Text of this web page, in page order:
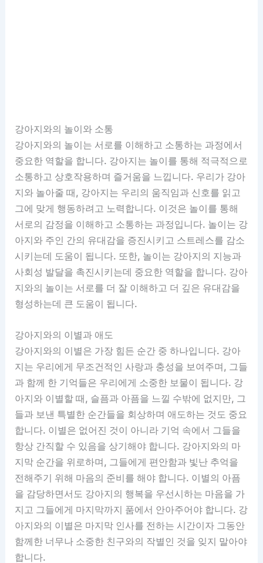
강아지와의 놀이와 소통
강아지와의 놀이는 서로를 이해하고 소통하는 과정에서
중요한 역할을 합니다. 강아지는 놀이를 통해 적극적으로
소통하고 상호작용하며 즐거움을 느낍니다. 우리가 강아
지와 놀아줄 때, 강아지는 우리의 움직임과 신호를 읽고
그에 맞게 행동하려고 노력합니다. 이것은 놀이를 통해
서로의 감정을 이해하고 소통하는 과정입니다. 놀이는 강
아지와 주인 간의 유대감을 증진시키고 스트레스를 감소
시키는데 도움이 됩니다. 또한, 놀이는 강아지의 지능과
사회성 발달을 촉진시키는데 중요한 역할을 합니다. 강아
지와의 놀이는 서로를 더 잘 이해하고 더 깊은 유대감을
형성하는데 큰 도움이 됩니다.
강아지와의 이별과 애도
강아지와의 이별은 가장 힘든 순간 중 하나입니다. 강아
지는 우리에게 무조건적인 사랑과 충성을 보여주며, 그들
과 함께 한 기억들은 우리에게 소중한 보물이 됩니다. 강
아지와 이별할 때, 슬픔과 아픔을 느낄 수밖에 없지만, 그
들과 보낸 특별한 순간들을 회상하며 애도하는 것도 중요
합니다. 이별은 없어진 것이 아니라 기억 속에서 그들을
항상 간직할 수 있음을 상기해야 합니다. 강아지와의 마
지막 순간을 위로하며, 그들에게 편안함과 빛난 추억을
전해주기 위해 마음의 준비를 해야 합니다. 이별의 아픔
을 감당하면서도 강아지의 행복을 우선시하는 마음을 가
지고 그들에게 마지막까지 품에서 안아주어야 합니다. 강
아지와의 이별은 마지막 인사를 전하는 시간이자 그동안
함께한 너무나 소중한 친구와의 작별인 것을 잊지 말아야
합니다.